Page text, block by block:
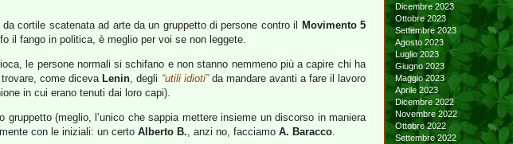
cortile scatenata ad arte da un gruppetto di persone contro il
Movimento 5
il fango in politica, è meglio per voi se non leggete.
le persone normali si schifano e non stanno nemmeno più a capire chi ha
come diceva Lenin, degli “utili idioti”da mandare avanti a fare il lavoro
in cui erano tenuti dai loro capi).
(meglio, l’unico che sappia mettere insieme un discorso in maniera
con le iniziali: un certo Alberto B., anzi no, facciamo A. Baracco.
Dicembre 2023
Ottobre 2023
Settembre 2023
Agosto 2023
Luglio 2023
Giugno 2023
Maggio 2023
Aprile 2023
Dicembre 2022
Novembre 2022
Ottobre 2022
Settembre 2022